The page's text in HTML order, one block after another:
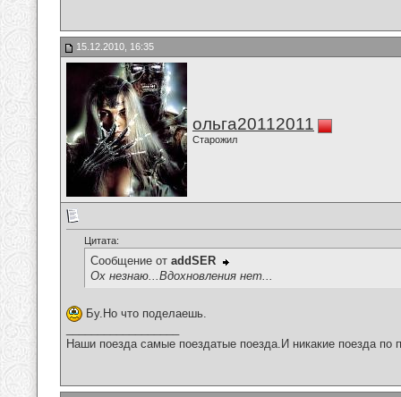
15.12.2010, 16:35
ольга20112011
Старожил
Цитата:
Сообщение от addSER
Ох незнаю...Вдохновления нет...
Бу.Но что поделаешь.
Наши поезда самые поездатые поезда.И никакие поезда по